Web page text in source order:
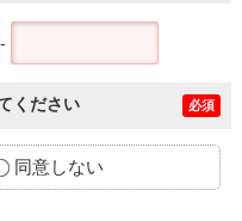
-
ください 必須
同意しない